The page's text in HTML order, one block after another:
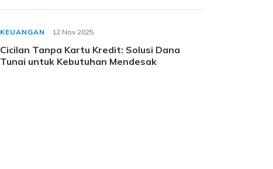
KEUANGAN 12 Nov 2025
Cicilan Tanpa Kartu Kredit: Solusi Dana
Tunai untuk Kebutuhan Mendesak